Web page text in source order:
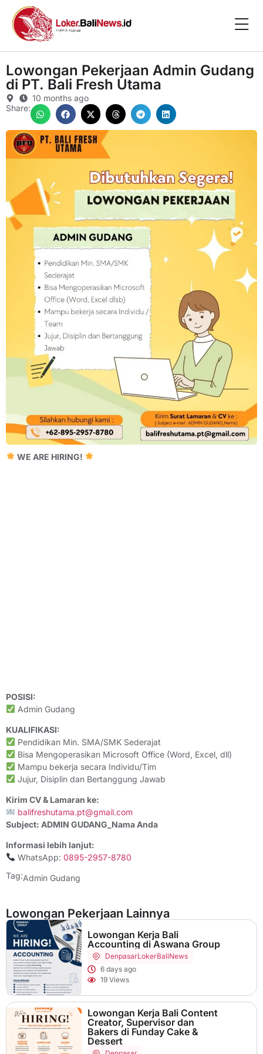
Lowongan Pekerjaan Admin Gudang
di PT. Bali Fresh Utama
10 months ago
Share:
WE ARE HIRING!
POSISI:
Admin Gudang
KUALIFIKASI:
Pendidikan Min. SMA/SMK Sederajat
Bisa Mengoperasikan Microsoft Office (Word, Excel, dll)
Mampu bekerja secara Individu/Tim
Jujur, Disiplin dan Bertanggung Jawab
Kirim CV & Lamaran ke:
balifreshutama.pt@gmail.com
Subject: ADMIN GUDANG_Nama Anda
Informasi lebih lanjut:
WhatsApp: 0895-2957-8780
Tag:Admin Gudang
Lowongan Pekerjaan Lainnya
Lowongan Kerja Bali
Accounting di Aswana Group
DenpasarLokerBaliNews
6 days ago
19 Views
Lowongan Kerja Bali Content
Creator, Supervisor dan
Bakers di Funday Cake &
Dessert